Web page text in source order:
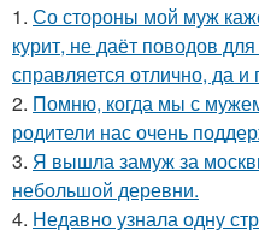
1. Со стороны мой муж
курит, не даёт поводов
справляется отлично, да и
2. Помню, когда мы с
родители нас очень
3. Я вышла замуж за
небольшой деревни.
4. Недавно узнала одну